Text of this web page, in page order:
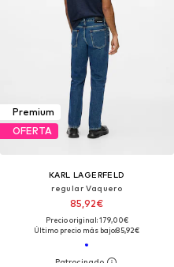
Premium
OFERTA
KARL LAGERFELD
regular Vaquero
85,92€
Precio original: 179,00€
Último precio más bajo:85,92€